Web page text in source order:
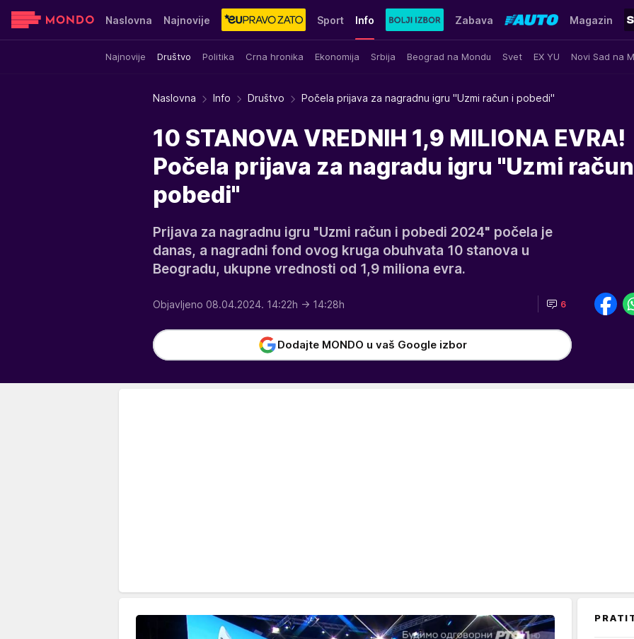
Naslovna Najnovije Sport Info
Najnovije Društvo Politika Crna hronika Ekonomija Srbija Beograd na Mondu Svet EX YU Novi Sad na
Zabava Magazin
Sensa Stvar ukusa Yumama
Naslovna Info Društvo Počela prijava za nagradnu igru "Uzmi račun i pobedi"
10 STANOVA VREDNIH 1,9 MILIONA EVRA!
Počela prijava za nagradu igru "Uzmi
pobedi"
Prijava za nagradnu igru "Uzmi račun i pobedi 2024" počela je
danas, a nagradni fond ovog kruga obuhvata 10 stanova u
Beogradu, ukupne vrednosti od 1,9 miliona evra.
Objavljeno 08.04.2024. 14:22h → 14:28h 6
Dodajte MONDO u vaš Google izbor